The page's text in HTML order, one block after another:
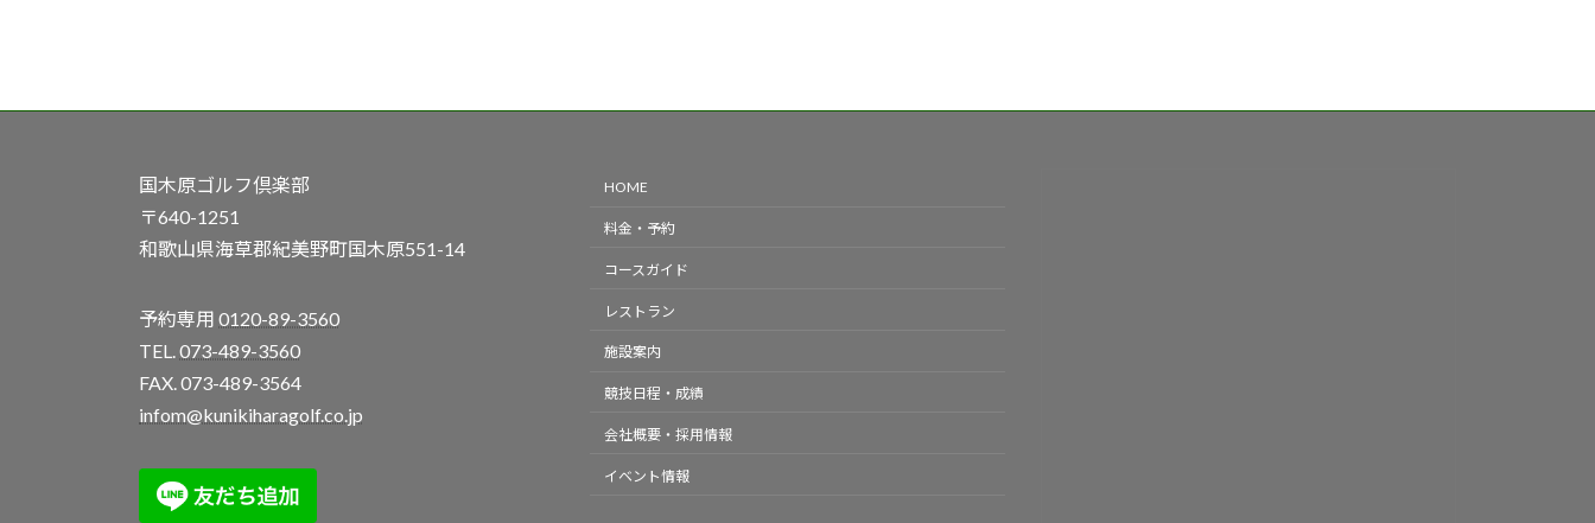
国木原ゴルフ倶楽部
〒640-1251
和歌山県海草郡紀美野町国木原551-14
予約専用 0120-89-3560
TEL. 073-489-3560
FAX. 073-489-3564
infom@kunikiharagolf.co.jp
HOME
料金・予約
コースガイド
レストラン
施設案内
競技日程・成績
会社概要・採用情報
イベント情報